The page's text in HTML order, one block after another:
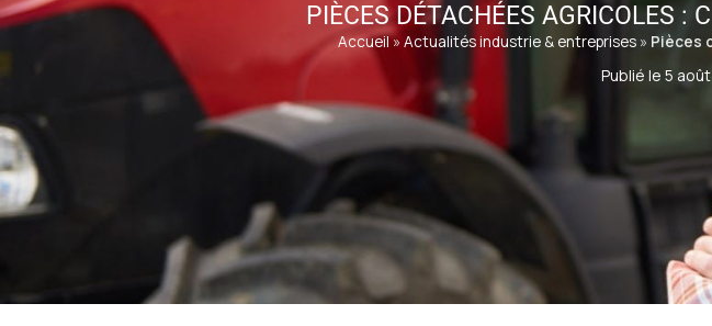
PIÈCES DÉTACHÉES AGRICOLES :
Accueil» Actualités industrie & entreprises» Pièces
Publié le 5